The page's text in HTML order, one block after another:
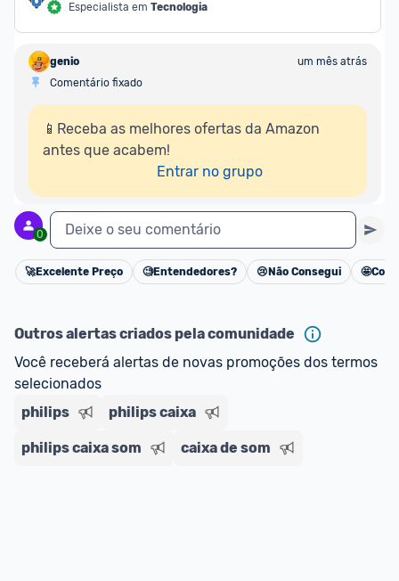
Especialista em Tecnologia
genio
um mês atrás
Comentário fixado
📱Receba as melhores ofertas da Amazon
antes que acabem!
Entrar no grupo
0 Deixe o seu comentário
Cancelar
🚀Excelente Preço 🧐Entendedores? 😢 Não Consegui 🤩
Outros alertas criados pela comunidade
Você receberá alertas de novas promoções dos termos
selecionados
philips
philips caixa
philips caixa som caixa de som